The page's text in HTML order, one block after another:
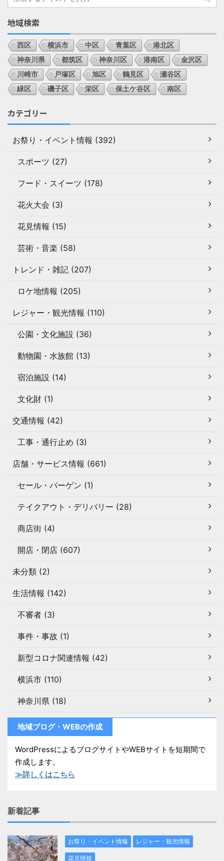
地域検索
西区 横浜市 中区 青葉区
港北区
神奈川県
都筑区 神奈川区 港南区
金沢区
川崎市
戸塚区 旭区 鶴見区
瀬谷区
緑区
磯子区 栄区 保土ケ谷区 南区
カテゴリー
お祭り・イベント情報 (392)
スポーツ (27)
フード・スイーツ (178)
花火大会 (3)
花見情報 (15)
芸術・音楽 (58)
トレンド・雑記 (207)
ロケ地情報 (205)
レジャー・観光情報 (110)
公園・文化施設 (36)
動物園・水族館 (13)
宿泊施設 (14)
文化財 (1)
交通情報 (42)
工事・通行止め (3)
店舗・サービス情報 (661)
セール・バーゲン (1)
テイクアウト・デリバリー (28)
商店街 (4)
開店・閉店 (607)
未分類 (2)
生活情報 (142)
不審者 (3)
事件・事故 (1)
新型コロナ関連情報 (42)
横浜市 (110)
神奈川県 (18)
地域ブログ・WEBの作成
WordPressによるブログサイトやWEBサイトを短期間で
作成します。
≫詳しくはこちら
新着記事
お祭り・イベント情報 レジャー・観光情報
花見情報